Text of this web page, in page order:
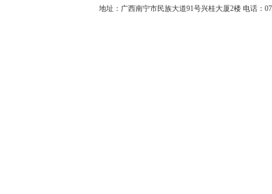
地址：广西南宁市民族大道91号兴桂大厦2楼 电话：